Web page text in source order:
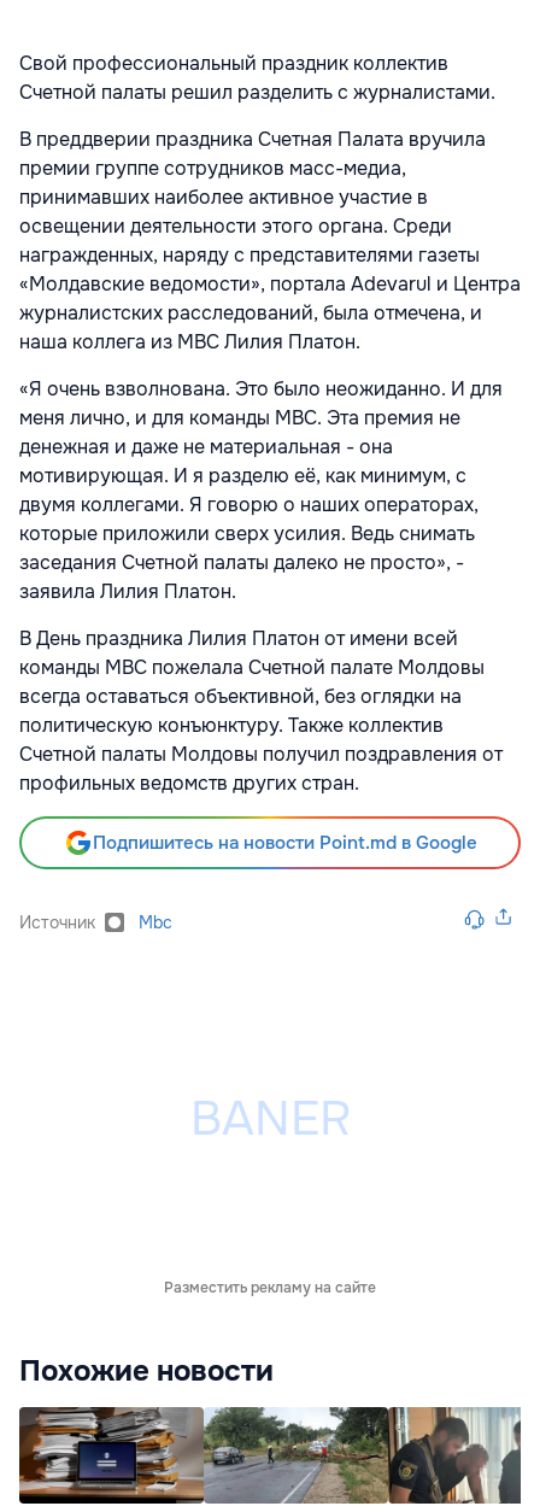
Свой профессиональный праздник коллектив
Счетной палаты решил разделить с журналистами.
В преддверии праздника Счетная Палата вручила
премии группе сотрудников масс-медиа,
принимавших наиболее активное участие в
освещении деятельности этого органа. Среди
награжденных, наряду с представителями газеты
«Молдавские ведомости», портала Adevarul и Центра
журналистских расследований, была отмечена, и
наша коллега из МВС Лилия Платон.
«Я очень взволнована. Это было неожиданно. И для
меня лично, и для команды МВС. Эта премия не
денежная и даже не материальная - она
мотивирующая. И я разделю её, как минимум, с
двумя коллегами. Я говорю о наших операторах,
которые приложили сверх усилия. Ведь снимать
заседания Счетной палаты далеко не просто», -
заявила Лилия Платон.
В День праздника Лилия Платон от имени всей
команды МВС пожелала Счетной палате Молдовы
всегда оставаться объективной, без оглядки на
политическую конъюнктуру. Также коллектив
Счетной палаты Молдовы получил поздравления от
профильных ведомств других стран.
Подпишитесь на новости Point.md в Google
Источник Mbc
Разместить рекламу на сайте
Похожие новости